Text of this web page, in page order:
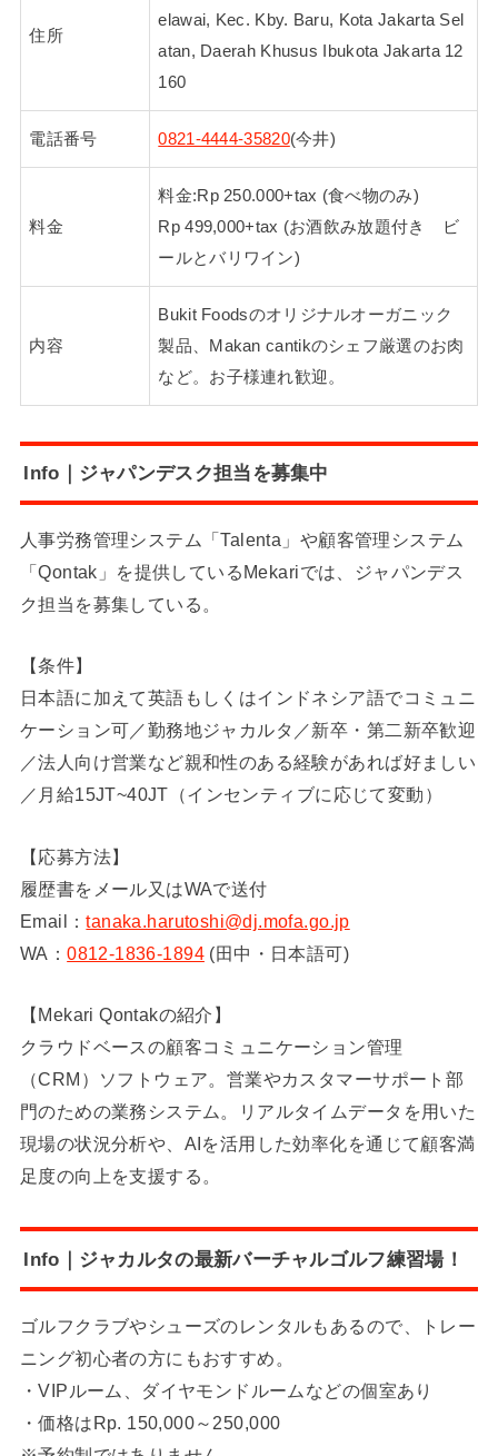
住所
elawai, Kec. Kby. Baru, Kota Jakarta Sel
atan, Daerah Khusus Ibukota Jakarta 12
160
電話番号 0821-4444-35820(今井)
料金
料金:Rp 250.000+tax (食べ物のみ)
Rp 499,000+tax (お酒飲み放題付き ビ
ールとバリワイン)
内容
Bukit Foodsのオリジナルオーガニック
製品、Makan cantikのシェフ厳選のお肉
など。お子様連れ歓迎。
Info｜ジャパンデスク担当を募集中
人事労務管理システム「Talenta」や顧客管理システム
「Qontak」を提供しているMekariでは、ジャパンデス
ク担当を募集している。
【条件】
日本語に加えて英語もしくはインドネシア語でコミュニ
ケーション可／勤務地ジャカルタ／新卒・第二新卒歓迎
／法人向け営業など親和性のある経験があれば好ましい
／月給15JT~40JT（インセンティブに応じて変動）
【応募方法】
履歴書をメール又はWAで送付
Email：tanaka.harutoshi@dj.mofa.go.jp
WA：0812-1836-1894(田中・日本語可)
【Mekari Qontakの紹介】
クラウドベースの顧客コミュニケーション管理
（CRM）ソフトウェア。営業やカスタマーサポート部
門のための業務システム。リアルタイムデータを用いた
現場の状況分析や、AIを活用した効率化を通じて顧客満
足度の向上を支援する。
Info｜ジャカルタの最新バーチャルゴルフ練習場！
ゴルフクラブやシューズのレンタルもあるので、トレー
ニング初心者の方にもおすすめ。
・VIPルーム、ダイヤモンドルームなどの個室あり
・価格はRp. 150,000～250,000